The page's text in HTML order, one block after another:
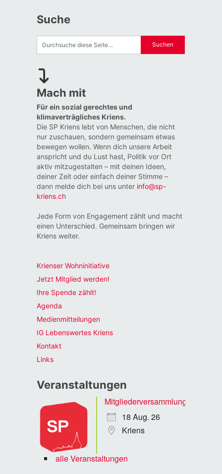
Suche
Mach mit
Für ein sozial gerechtes und
klimaverträgliches Kriens.
Die SP Kriens lebt von Menschen, die nicht
nur zuschauen, sondern gemeinsam etwas
bewegen wollen. Wenn dich unsere Arbeit
anspricht und du Lust hast, Politik vor Ort
aktiv mitzugestalten – mit deinen Ideen,
deiner Zeit oder einfach deiner Stimme –
dann melde dich bei uns unter info@sp-
kriens.ch
Jede Form von Engagement zählt und macht
einen Unterschied. Gemeinsam bringen wir
Kriens weiter.
Krienser Wohninitiative
Jetzt Mitglied werden!
Ihre Spende zählt!
Agenda
Medienmitteilungen
IG Lebenswertes Kriens
Kontakt
Links
Veranstaltungen
Mitgliederversammlung
18 Aug. 26
Kriens
alle Veranstaltungen